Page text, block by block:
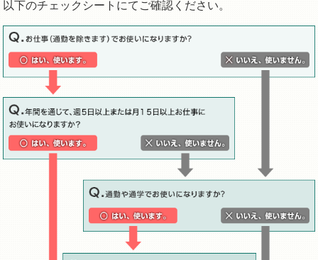
以下のチェックシートにてご確認ください。